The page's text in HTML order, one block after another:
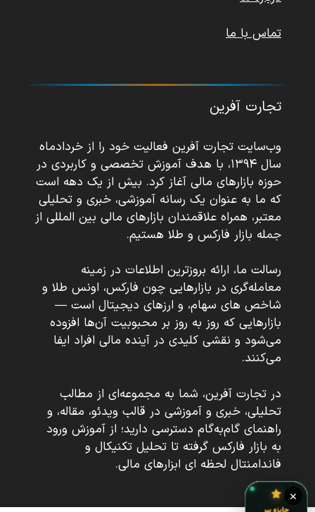
تماس با ما
تجارت آفرین
وب‌سایت تجارت آفرین فعالیت خود را از خردادماه
سال ۱۳۹۴، با هدف آموزش تخصصی و کاربردی در
حوزه بازارهای مالی آغاز کرد. بیش از یک دهه است
که ما به عنوان یک رسانه آموزشی، خبری و تحلیلی
معتبر، همراه علاقمندان بازارهای مالی بین المللی از
جمله بازار فارکس و طلا هستیم.
رسالت ما، ارائه بروزترین اطلاعات در زمینه
معامله‌گری در بازارهایی چون فارکس، اونس طلا و
شاخص های سهام، و ارزهای دیجیتال است —
بازارهایی که روز به روز بر محبوبیت آن‌ها افزوده
می‌شود و نقشی کلیدی در آینده مالی افراد ایفا
می‌کنند.
در تجارت آفرین، شما به مجموعه‌ای از مطالب
تحلیلی، خبری و آموزشی در قالب ویدئو، مقاله، و
راهنمای گام‌به‌گام دسترسی دارید؛ از آموزش ورود
به بازار فارکس گرفته تا تحلیل تکنیکال و
فاندامنتال لحظه ای ابزارهای مالی.
×